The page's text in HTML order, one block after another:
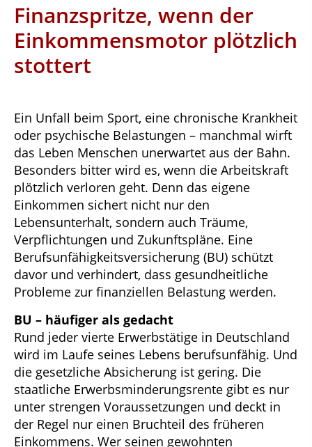
Finanzspritze, wenn der
Einkommensmotor plötzlich
stottert
Ein Unfall beim Sport, eine chronische Krankheit
oder psychische Belastungen – manchmal wirft
das Leben Menschen unerwartet aus der Bahn.
Besonders bitter wird es, wenn die Arbeitskraft
plötzlich verloren geht. Denn das eigene
Einkommen sichert nicht nur den
Lebensunterhalt, sondern auch Träume,
Verpflichtungen und Zukunftspläne. Eine
Berufsunfähigkeitsversicherung (BU) schützt
davor und verhindert, dass gesundheitliche
Probleme zur finanziellen Belastung werden.
BU – häufiger als gedacht
Rund jeder vierte Erwerbstätige in Deutschland
wird im Laufe seines Lebens berufsunfähig. Und
die gesetzliche Absicherung ist gering. Die
staatliche Erwerbsminderungsrente gibt es nur
unter strengen Voraussetzungen und deckt in
der Regel nur einen Bruchteil des früheren
Einkommens. Wer seinen gewohnten